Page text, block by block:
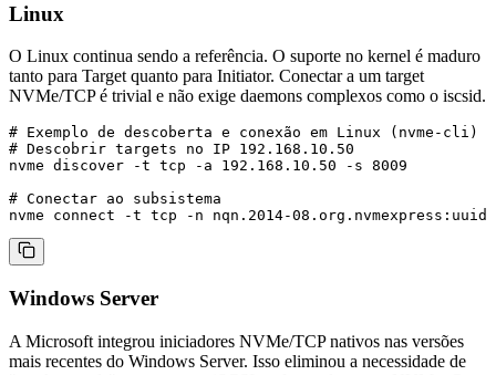
Linux
O Linux continua sendo a referência. O suporte no kernel é maduro
tanto para Target quanto para Initiator. Conectar a um target
NVMe/TCP é trivial e não exige daemons complexos como o iscsid.
# Exemplo de descoberta e conexão em Linux (nvme-cli)
# Descobrir targets no IP 192.168.10.50
nvme discover -t tcp -a 192.168.10.50 -s 8009
# Conectar ao subsistema
Windows Server
A Microsoft integrou iniciadores NVMe/TCP nativos nas versões
mais recentes do Windows Server. Isso eliminou a necessidade de